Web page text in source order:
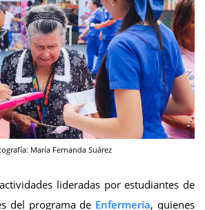
María Fernanda Suárez
lideradas por estudiantes de
del programa de Enfermería, quienes